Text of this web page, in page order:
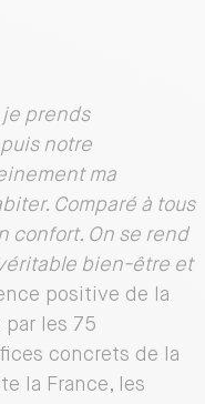
je prends
notre
ma
Comparé à tous
confort. On se rend
bien-être et
positive de la
les 75
concrets de la
la France, les